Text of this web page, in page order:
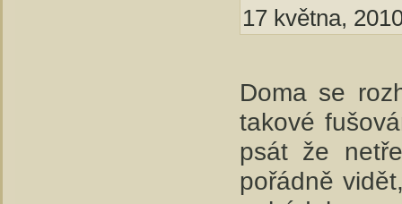
17 května,
Doma se
takové
psát že
pořádně